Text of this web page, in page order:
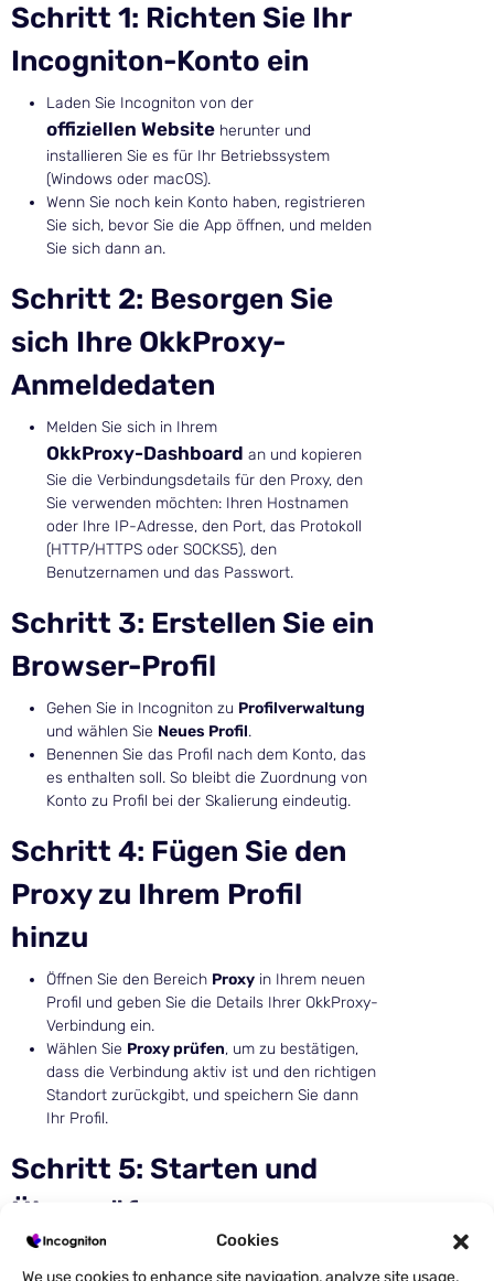
Cookies
We use cookies to enhance site navigation, analyze site usage,
Schritt 1: Richten Sie Ihr
Incogniton-Konto ein
Laden Sie Incogniton von der
offiziellen Website herunter und
installieren Sie es für Ihr Betriebssystem
(Windows oder macOS).
Wenn Sie noch kein Konto haben, registrieren
Sie sich, bevor Sie die App öffnen, und melden
Sie sich dann an.
Schritt 2: Besorgen Sie
sich Ihre OkkProxy-
Anmeldedaten
Melden Sie sich in Ihrem
OkkProxy-Dashboard an und kopieren
Sie die Verbindungsdetails für den Proxy, den
Sie verwenden möchten: Ihren Hostnamen
oder Ihre IP-Adresse, den Port, das Protokoll
(HTTP/HTTPS oder SOCKS5), den
Benutzernamen und das Passwort.
Schritt 3: Erstellen Sie ein
Browser-Profil
Gehen Sie in Incogniton zu Profilverwaltung
und wählen Sie Neues Profil.
Benennen Sie das Profil nach dem Konto, das
es enthalten soll. So bleibt die Zuordnung von
Konto zu Profil bei der Skalierung eindeutig.
Schritt 4: Fügen Sie den
Proxy zu Ihrem Profil
hinzu
Öffnen Sie den Bereich Proxy in Ihrem neuen
Profil und geben Sie die Details Ihrer OkkProxy-
Verbindung ein.
Wählen Sie Proxy prüfen, um zu bestätigen,
dass die Verbindung aktiv ist und den richtigen
Standort zurückgibt, und speichern Sie dann
Ihr Profil.
Schritt 5: Starten und
Überprüfen
Wählen Sie
Öffnen Sie im Browserfenster einen IP-